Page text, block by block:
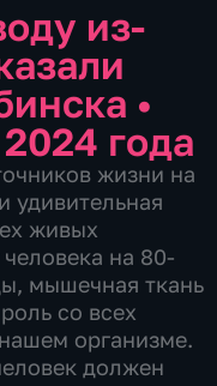
из-
•
года
жизни на
удивительная
живых
на 80-
мышечная ткань
со всех
организме.
должен